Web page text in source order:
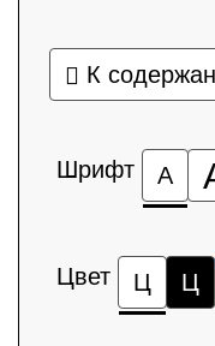
К
Шрифт А
Цвет Ц Ц